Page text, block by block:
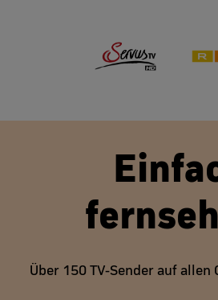
Über 150 TV-Sender auf allen